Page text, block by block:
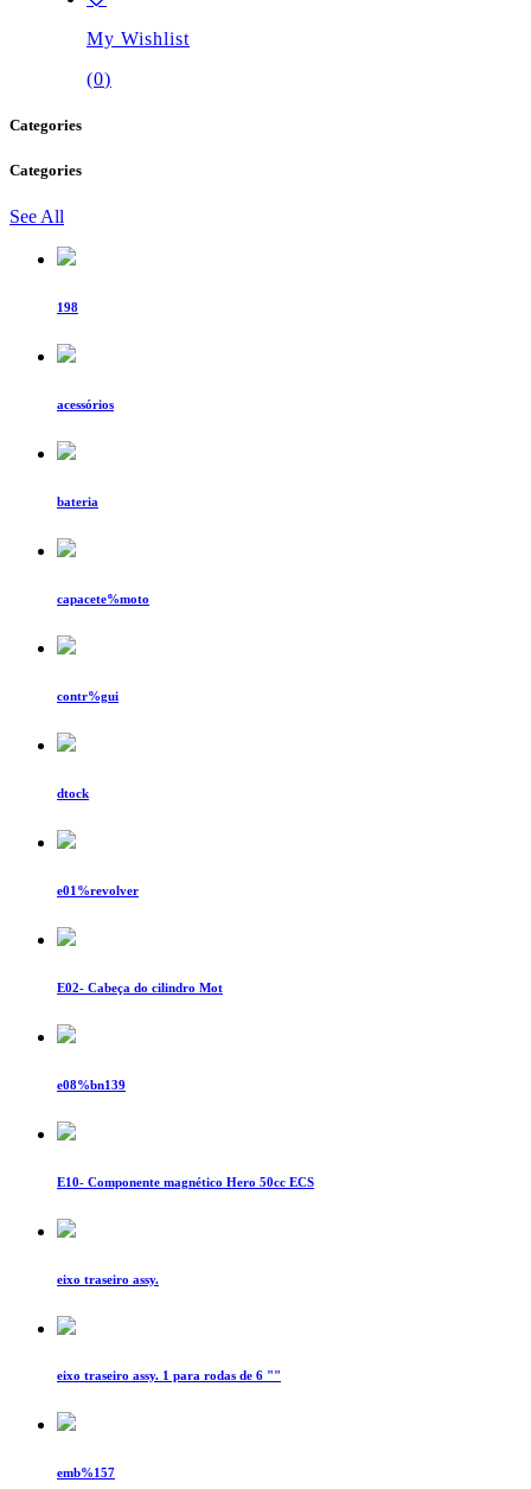
My Wishlist
(0)
Categories
Categories
See All
198
acessórios
bateria
capacete%moto
contr%gui
dtock
e01%revolver
E02- Cabeça do cilindro Mot
e08%bn139
E10- Componente magnético Hero 50cc ECS
eixo traseiro assy.
eixo traseiro assy. 1 para rodas de 6 ""
emb%157